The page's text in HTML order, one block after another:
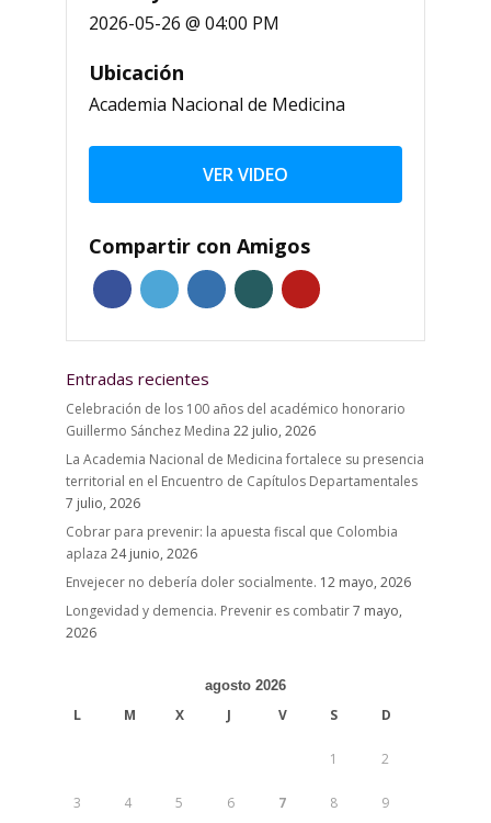
2026-05-26 @ 04:00 PM
Ubicación
Academia Nacional de Medicina
VER VIDEO
Compartir con Amigos
Entradas recientes
Celebración de los 100 años del académico honorario
Guillermo Sánchez Medina 22 julio, 2026
La Academia Nacional de Medicina fortalece su presencia
territorial en el Encuentro de Capítulos Departamentales
7 julio, 2026
Cobrar para prevenir: la apuesta fiscal que Colombia
aplaza 24 junio, 2026
Envejecer no debería doler socialmente. 12 mayo, 2026
Longevidad y demencia. Prevenir es combatir7 mayo,
2026
agosto 2026
L M X J V S D
1 2
3 4 5 6 7 8 9